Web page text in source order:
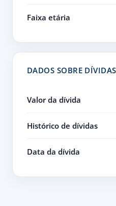
Faixa etária
DADOS SOBRE
Valor da dívida
Histórico de dívidas
Data da dívida